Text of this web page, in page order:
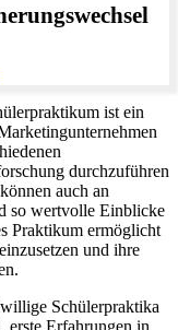
ist ein
durchzuführen
auch an
so wertvolle Einblicke
Praktikum ermöglicht
und ihre
Schülerpraktika
erste Erfahrungen in